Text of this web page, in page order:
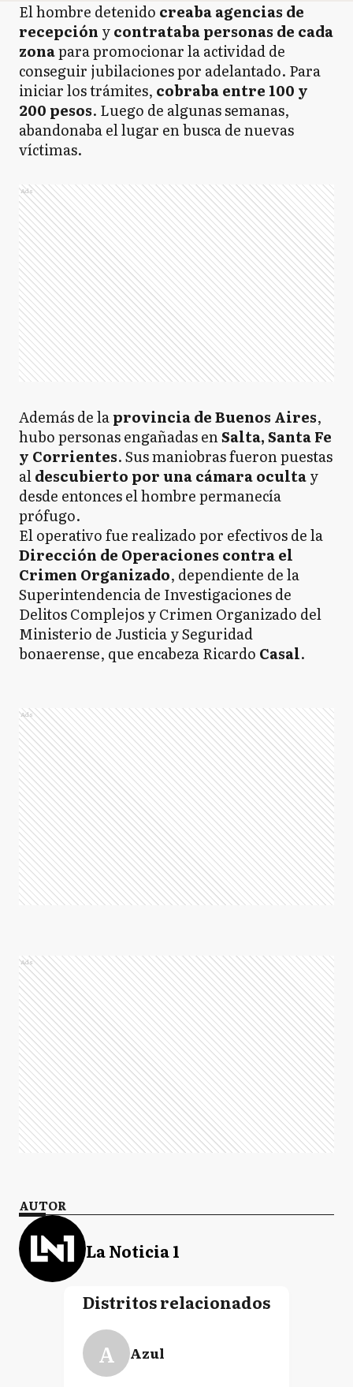
El hombre detenido creaba agencias de
recepción ycontrataba personas de cada
zonapara promocionar la actividad de
conseguir jubilaciones por adelantado. Para
iniciar los trámites, cobraba entre 100 y
200 pesos. Luego de algunas semanas,
abandonaba el lugar en busca de nuevas
víctimas.
Ads
Además de laprovincia de Buenos Aires,
hubo personas engañadas enSalta, Santa Fe
y Corrientes. Sus maniobras fueron puestas
aldescubierto por una cámara ocultay
desde entonces el hombre permanecía
prófugo.
El operativo fue realizado por efectivos de la
Dirección de Operaciones contra el
Crimen Organizado, dependiente de la
Superintendencia de Investigaciones de
Delitos Complejos y Crimen Organizado del
Ministerio de Justicia y Seguridad
bonaerense, que encabeza Ricardo Casal.
Ads
Ads
AUTOR
La Noticia 1
Distritos relacionados
A Azul